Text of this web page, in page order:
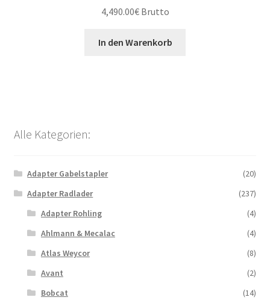
4,490.00€Brutto
In den Warenkorb
Alle Kategorien:
Adapter Gabelstapler
(20)
Adapter Radlader
(237)
Adapter Rohling
(4)
Ahlmann & Mecalac
(4)
Atlas Weycor
(8)
Avant
(2)
Bobcat
(14)